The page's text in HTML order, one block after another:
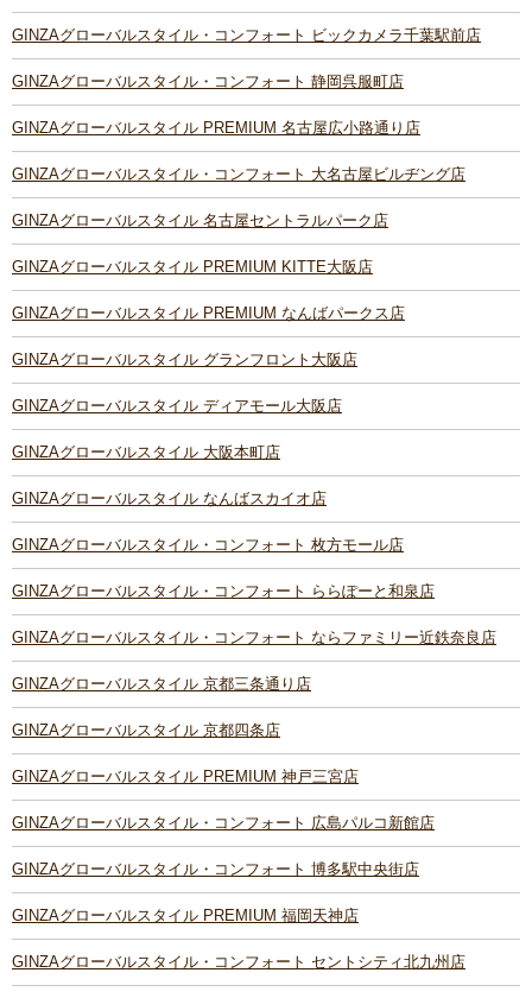
GINZAグローバルスタイル・コンフォート ビックカメラ千葉駅前店
GINZAグローバルスタイル・コンフォート 静岡呉服町店
GINZAグローバルスタイル PREMIUM 名古屋広小路通り店
GINZAグローバルスタイル・コンフォート 大名古屋ビルヂング店
GINZAグローバルスタイル 名古屋セントラルパーク店
GINZAグローバルスタイル PREMIUM KITTE大阪店
GINZAグローバルスタイル PREMIUM なんばパークス店
GINZAグローバルスタイル グランフロント大阪店
GINZAグローバルスタイル ディアモール大阪店
GINZAグローバルスタイル 大阪本町店
GINZAグローバルスタイル なんばスカイオ店
GINZAグローバルスタイル・コンフォート 枚方モール店
GINZAグローバルスタイル・コンフォート ららぽーと和泉店
GINZAグローバルスタイル・コンフォート ならファミリー近鉄奈良店
GINZAグローバルスタイル 京都三条通り店
GINZAグローバルスタイル 京都四条店
GINZAグローバルスタイル PREMIUM 神戸三宮店
GINZAグローバルスタイル・コンフォート 広島パルコ新館店
GINZAグローバルスタイル・コンフォート 博多駅中央街店
GINZAグローバルスタイル PREMIUM 福岡天神店
GINZAグローバルスタイル・コンフォート セントシティ北九州店